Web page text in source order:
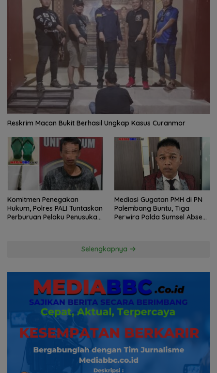
Reskrim Macan Bukit Berhasil Ungkap Kasus Curanmor
Komitmen Penegakan
Hukum, Polres PALI Tuntaskan
Perburuan Pelaku Penusukan
Mediasi Gugatan PMH di PN
Palembang Buntu, Tiga
Perwira Polda Sumsel Absen,
Selengkapnya